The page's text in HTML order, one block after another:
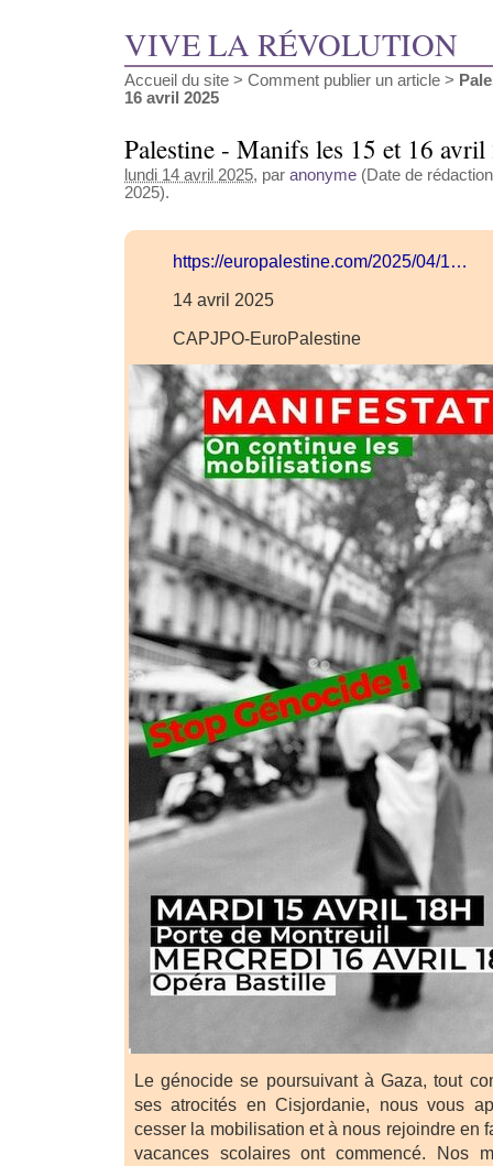
VIVE LA RÉVOLUTION
Accueil du site > Comment publier un article >
16 avril 2025
Palestine - Manifs les 15 et 16
lundi 14 avril 2025, par anonyme (Date de
2025).
https://europalestine.com/2025/04/1…
14 avril 2025
CAPJPO-EuroPalestine
Le génocide se poursuivant à Gaza, tout
ses atrocités en Cisjordanie, nous vous
cesser la mobilisation et à nous rejoindre en
vacances scolaires ont commencé. Nos